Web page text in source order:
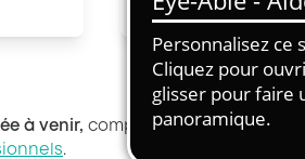
Travail
Travail
à venir, compte tenu des
.